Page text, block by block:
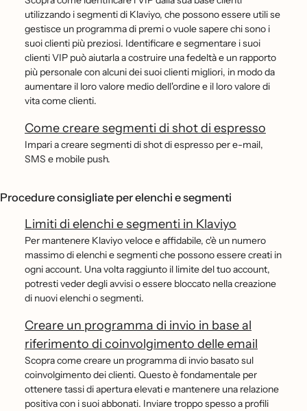
utilizzando i segmenti di Klaviyo, che possono essere utili se
gestisce un programma di premi o vuole sapere chi sono i
suoi clienti più preziosi. Identificare e segmentare i suoi
clienti VIP può aiutarla a costruire una fedeltà e un rapporto
più personale con alcuni dei suoi clienti migliori, in modo da
aumentare il loro valore medio dell'ordine e il loro valore di
vita come clienti.
Come creare segmenti di shot di espresso
Impari a creare segmenti di shot di espresso per e-mail,
SMS e mobile push.
Procedure consigliate per elenchi e segmenti
Limiti di elenchi e segmenti in Klaviyo
Per mantenere Klaviyo veloce e affidabile, c'è un numero
massimo di elenchi e segmenti che possono essere creati in
ogni account. Una volta raggiunto il limite del tuo account,
potresti veder degli avvisi o essere bloccato nella creazione
di nuovi elenchi o segmenti.
Creare un programma di invio in base al
riferimento di coinvolgimento delle email
Scopra come creare un programma di invio basato sul
coinvolgimento dei clienti. Questo è fondamentale per
ottenere tassi di apertura elevati e mantenere una relazione
positiva con i suoi abbonati. Inviare troppo spesso a profili